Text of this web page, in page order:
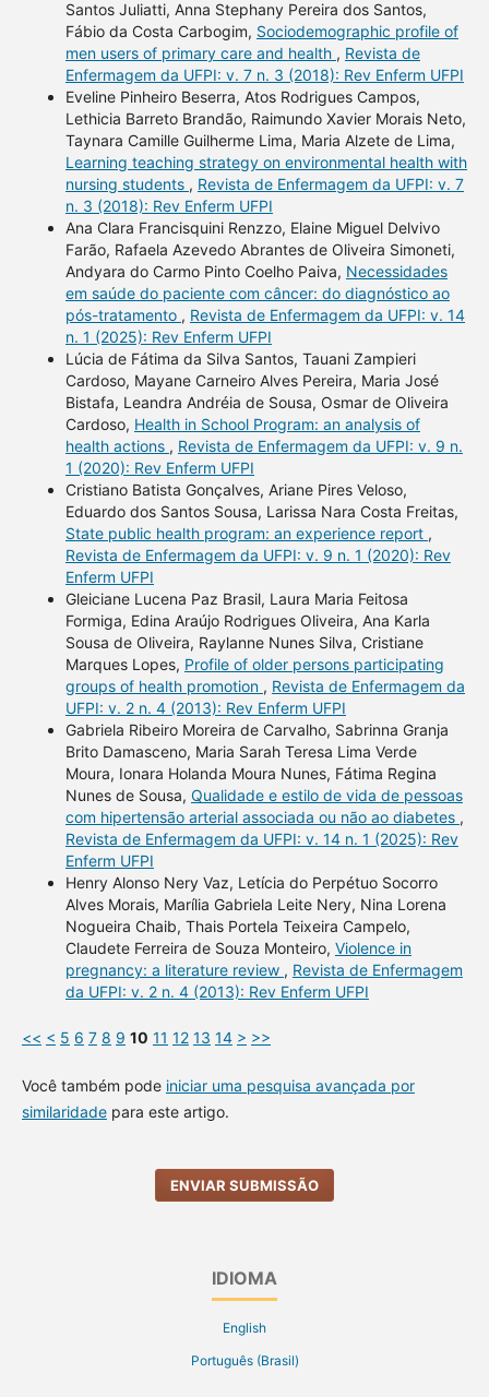
Santos Juliatti, Anna Stephany Pereira dos Santos,
Fábio da Costa Carbogim, Sociodemographic profile of
men users of primary care and health , Revista de
Enfermagem da UFPI: v. 7 n. 3 (2018): Rev Enferm UFPI
Eveline Pinheiro Beserra, Atos Rodrigues Campos,
Lethicia Barreto Brandão, Raimundo Xavier Morais Neto,
Taynara Camille Guilherme Lima, Maria Alzete de Lima,
Learning teaching strategy on environmental health with
nursing students , Revista de Enfermagem da UFPI: v. 7
n. 3 (2018): Rev Enferm UFPI
Ana Clara Francisquini Renzzo, Elaine Miguel Delvivo
Farão, Rafaela Azevedo Abrantes de Oliveira Simoneti,
Andyara do Carmo Pinto Coelho Paiva, Necessidades
em saúde do paciente com câncer: do diagnóstico ao
pós-tratamento , Revista de Enfermagem da UFPI: v. 14
n. 1 (2025): Rev Enferm UFPI
Lúcia de Fátima da Silva Santos, Tauani Zampieri
Cardoso, Mayane Carneiro Alves Pereira, Maria José
Bistafa, Leandra Andréia de Sousa, Osmar de Oliveira
Cardoso, Health in School Program: an analysis of
health actions , Revista de Enfermagem da UFPI: v. 9 n.
1 (2020): Rev Enferm UFPI
Cristiano Batista Gonçalves, Ariane Pires Veloso,
Eduardo dos Santos Sousa, Larissa Nara Costa Freitas,
State public health program: an experience report ,
Revista de Enfermagem da UFPI: v. 9 n. 1 (2020): Rev
Enferm UFPI
Gleiciane Lucena Paz Brasil, Laura Maria Feitosa
Formiga, Edina Araújo Rodrigues Oliveira, Ana Karla
Sousa de Oliveira, Raylanne Nunes Silva, Cristiane
Marques Lopes, Profile of older persons participating
groups of health promotion , Revista de Enfermagem da
UFPI: v. 2 n. 4 (2013): Rev Enferm UFPI
Gabriela Ribeiro Moreira de Carvalho, Sabrinna Granja
Brito Damasceno, Maria Sarah Teresa Lima Verde
Moura, Ionara Holanda Moura Nunes, Fátima Regina
Nunes de Sousa, Qualidade e estilo de vida de pessoas
com hipertensão arterial associada ou não ao diabetes ,
Revista de Enfermagem da UFPI: v. 14 n. 1 (2025): Rev
Enferm UFPI
Henry Alonso Nery Vaz, Letícia do Perpétuo Socorro
Alves Morais, Marília Gabriela Leite Nery, Nina Lorena
Nogueira Chaib, Thais Portela Teixeira Campelo,
Claudete Ferreira de Souza Monteiro, Violence in
pregnancy: a literature review , Revista de Enfermagem
da UFPI: v. 2 n. 4 (2013): Rev Enferm UFPI
<< < 5 6 7 8 9 10 11 12 13 14 > >>
Você também pode iniciar uma pesquisa avançada por
similaridadepara este artigo.
ENVIAR SUBMISSÃO
IDIOMA
English
Português (Brasil)